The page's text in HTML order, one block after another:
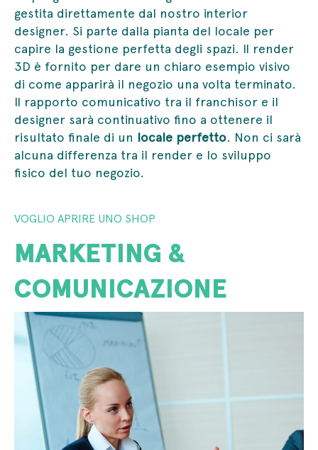
gestita direttamente dal nostro interior
designer. Si parte dalla pianta del locale per
capire la gestione perfetta degli spazi. Il render
3D è fornito per dare un chiaro esempio visivo
di come apparirà il negozio una volta terminato.
Il rapporto comunicativo tra il franchisor e il
designer sarà continuativo fino a ottenere il
risultato finale di un locale perfetto. Non ci sarà
alcuna differenza tra il render e lo sviluppo
fisico del tuo negozio.
VOGLIO APRIRE UNO SHOP
MARKETING &
COMUNICAZIONE